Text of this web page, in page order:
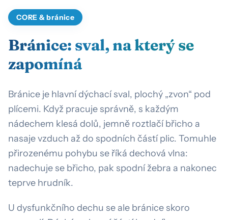
CORE & bránice
Bránice: sval, na který se
zapomíná
Bránice je hlavní dýchací sval, plochý „zvon“ pod
plícemi. Když pracuje správně, s každým
nádechem klesá dolů, jemně roztlačí břicho a
nasaje vzduch až do spodních částí plic. Tomuhle
přirozenému pohybu se říká dechová vlna:
nadechuje se břicho, pak spodní žebra a nakonec
teprve hrudník.
U dysfunkčního dechu se ale bránice skoro